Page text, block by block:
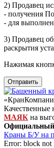
2) Продавец
- получения
- для
3) Продавец
раскрытия
Нажимая
Отправить
МАЯК на
Официальный
Краны Б/У на
Error: block not